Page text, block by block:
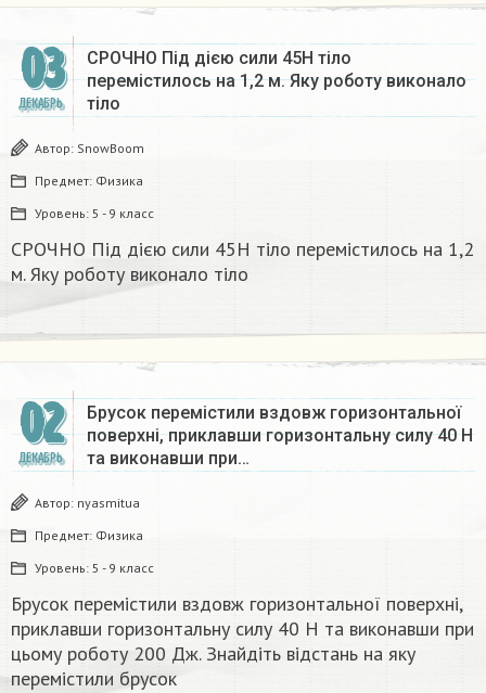
03
ДЕКАБРЬ
СРОЧНО Під дією сили 45Н тіло
перемістилось на 1,2 м. Яку роботу виконало
тіло
Автор: SnowBoom
Предмет: Физика
Уровень: 5 - 9 класс
СРОЧНО Під дією сили 45Н тіло перемістилось на 1,2
м. Яку роботу виконало тіло
02
ДЕКАБРЬ
Брусок перемістили вздовж горизонтальної
поверхні, приклавши горизонтальну силу 40 Н
та виконавши при…
Автор: nyasmitua
Предмет: Физика
Уровень: 5 - 9 класс
Брусок перемістили вздовж горизонтальної поверхні,
приклавши горизонтальну силу 40 Н та виконавши при
цьому роботу 200 Дж. Знайдіть відстань на яку
перемістили брусок